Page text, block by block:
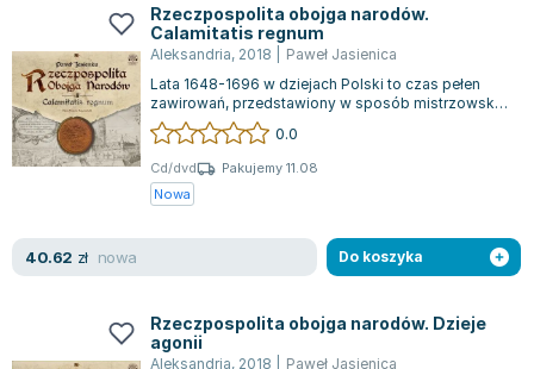
Rzeczpospolita obojga narodów.
Calamitatis regnum
Aleksandria, 2018
Paweł Jasienica
Lata 1648-1696 w dziejach Polski to czas pełen
zawirowań, przedstawiony w sposób mistrzowski
w książce "Calamitatis regnum". Okres...
0.0
Cd/dvd
Pakujemy 11.08
Nowa
40.62 zł nowa Do koszyka
Rzeczpospolita obojga narodów. Dzieje
agonii
Aleksandria, 2018 Paweł Jasienica